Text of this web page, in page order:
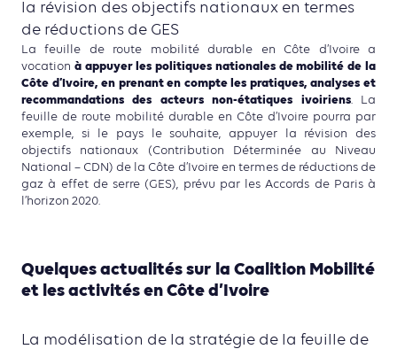
la révision des objectifs nationaux en termes
de réductions de GES
La feuille de route mobilité durable en Côte d’Ivoire a
vocation à appuyer les politiques nationales de mobilité de la
Côte d’Ivoire, en prenant en compte les pratiques, analyses et
recommandations des acteurs non-étatiques ivoiriens. La
feuille de route mobilité durable en Côte d’Ivoire pourra par
exemple, si le pays le souhaite, appuyer la révision des
objectifs nationaux (Contribution Déterminée au Niveau
National – CDN) de la Côte d’Ivoire en termes de réductions de
gaz à effet de serre (GES), prévu par les Accords de Paris à
l’horizon 2020.
Quelques actualités sur la Coalition Mobilité
et les activités en Côte d’Ivoire
La modélisation de la stratégie de la feuille de